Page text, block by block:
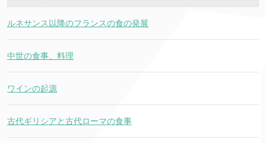
ルネサンス以降のフランスの食の発展
中世の食事、料理
ワインの起源
古代ギリシアと古代ローマの食事